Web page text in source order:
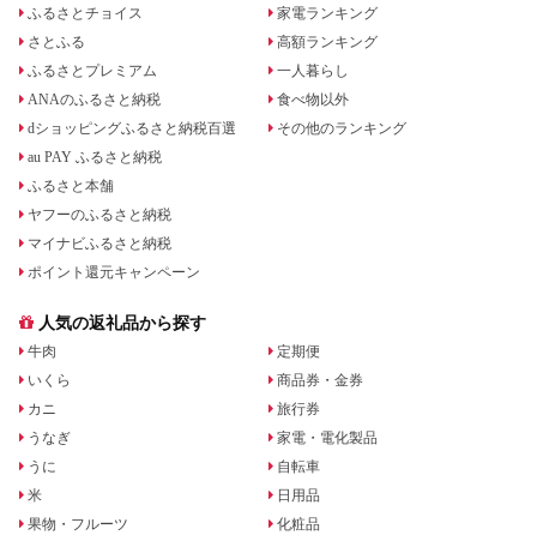
ふるさとチョイス
さとふる
ふるさとプレミアム
ANAのふるさと納税
dショッピングふるさと納税百選
au PAY ふるさと納税
ふるさと本舗
ヤフーのふるさと納税
マイナビふるさと納税
ポイント還元キャンペーン
家電ランキング
高額ランキング
一人暮らし
食べ物以外
その他のランキング
人気の返礼品から探す
牛肉
いくら
カニ
うなぎ
うに
米
果物・フルーツ
定期便
商品券・金券
旅行券
家電・電化製品
自転車
日用品
化粧品